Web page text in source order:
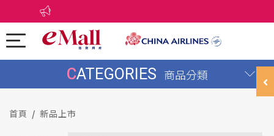
CATEGORIES 商品分類
首頁 新品上市